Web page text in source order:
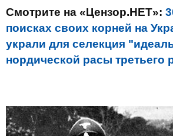
Смотрите на «Цензор.НЕТ»:
поисках своих корней на
украли для селекция
нордической расы